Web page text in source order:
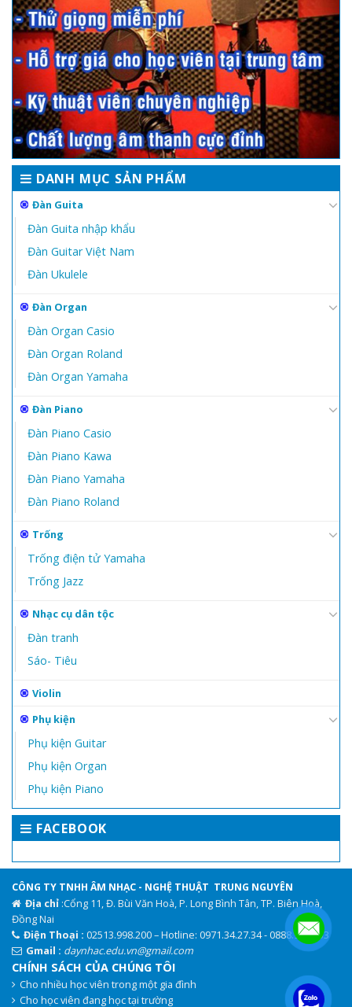
DANH MỤC SẢN PHẨM
Đàn Guita
Đàn Guita nhập khẩu
Đàn Guitar Việt Nam
Đàn Ukulele
Đàn Organ
Đàn Organ Casio
Đàn Organ Roland
Đàn Organ Yamaha
Đàn Piano
Đàn Piano Casio
Đàn Piano Kawa
Đàn Piano Yamaha
Đàn Piano Roland
Trống
Trống điện tử Yamaha
Trống Jazz
Nhạc cụ dân tộc
Đàn tranh
Sáo- Tiêu
Violin
Phụ kiện
Phụ kiện Guitar
Phụ kiện Organ
Phụ kiện Piano
FACEBOOK
CÔNG TY TNHH ÂM NHẠC - NGHỆ THUẬT TRUNG NGUYÊN
Địa chỉ :Cổng 11, Đ. Bùi Văn Hoà, P. Long Bình Tân, TP. Biên Hoà,
Đồng Nai
Điện Thoại : 02513.998.200 – Hotline: 0971.34.27.34 - 0888.944.333
Gmail : daynhac.edu.vn@gmail.com
CHÍNH SÁCH CỦA CHÚNG TÔI
Cho nhiều học viên trong một gia đình
Cho học viên đang học tại trường
.